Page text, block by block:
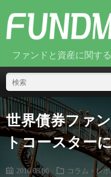
ファンドと資産に関す
世界債券ファ
トコースター
2016.08.06 コラム・レ